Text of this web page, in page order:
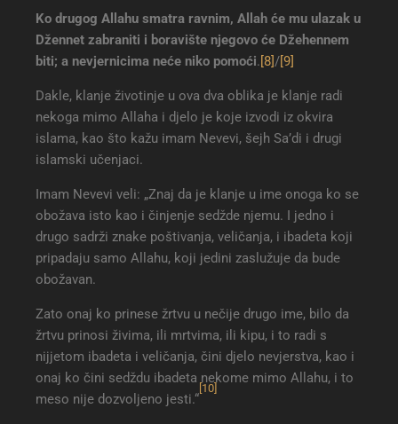
Ko drugog Allahu smatra ravnim, Allah će mu ulazak u
Džennet zabraniti i boravište njegovo će Džehennem
biti; a nevjernicima neće niko pomoći.[8]/[9]
Dakle, klanje životinje u ova dva oblika je klanje radi
nekoga mimo Allaha i djelo je koje izvodi iz okvira
islama, kao što kažu imam Nevevi, šejh Sa’di i drugi
islamski učenjaci.
Imam Nevevi veli: „Znaj da je klanje u ime onoga ko se
obožava isto kao i činjenje sedžde njemu. I jedno i
drugo sadrži znake poštivanja, veličanja, i ibadeta koji
pripadaju samo Allahu, koji jedini zaslužuje da bude
obožavan.
Zato onaj ko prinese žrtvu u nečije drugo ime, bilo da
žrtvu prinosi živima, ili mrtvima, ili kipu, i to radi s
nijjetom ibadeta i veličanja, čini djelo nevjerstva, kao i
onaj ko čini sedždu ibadeta nekome mimo Allahu, i to
meso nije dozvoljeno jesti.“
[10]